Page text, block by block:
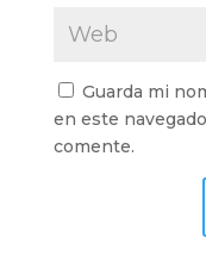
Guarda mi
en este
comente.